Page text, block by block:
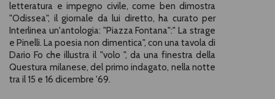
letteratura e impegno civile, come ben dimostra
"Odissea", il giornale da lui diretto, ha curato per
Interlinea un'antologia: "Piazza Fontana":" La strage
e Pinelli. La poesia non dimentica", con una tavola di
Dario Fo che illustra il "volo ", da una finestra della
Questura milanese, del primo indagato, nella notte
tra il 15 e 16 dicembre '69.